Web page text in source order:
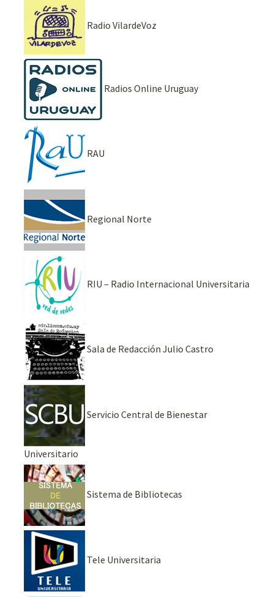
Radio VilardeVoz
Radios Online Uruguay
RAU
Regional Norte
RIU – Radio Internacional Universitaria
Sala de Redacción Julio Castro
Servicio Central de Bienestar
Universitario
Sistema de Bibliotecas
Tele Universitaria